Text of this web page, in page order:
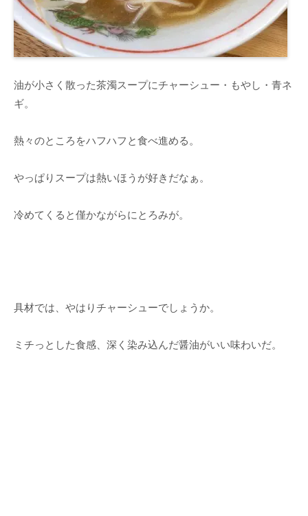
油が小さく散った茶濁スープにチャーシュー・もやし・青ネ
ギ。
熱々のところをハフハフと食べ進める。
やっぱりスープは熱いほうが好きだなぁ。
冷めてくると僅かながらにとろみが。
具材では、やはりチャーシューでしょうか。
ミチっとした食感、深く染み込んだ醤油がいい味わいだ。